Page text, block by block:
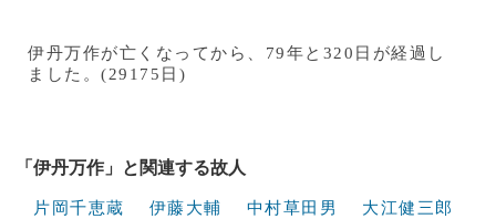
伊丹万作が亡くなってから、79年と320日が経過し
ました。(29175日)
「伊丹万作」と関連する故人
片岡千恵蔵 伊藤大輔 中村草田男 大江健三郎